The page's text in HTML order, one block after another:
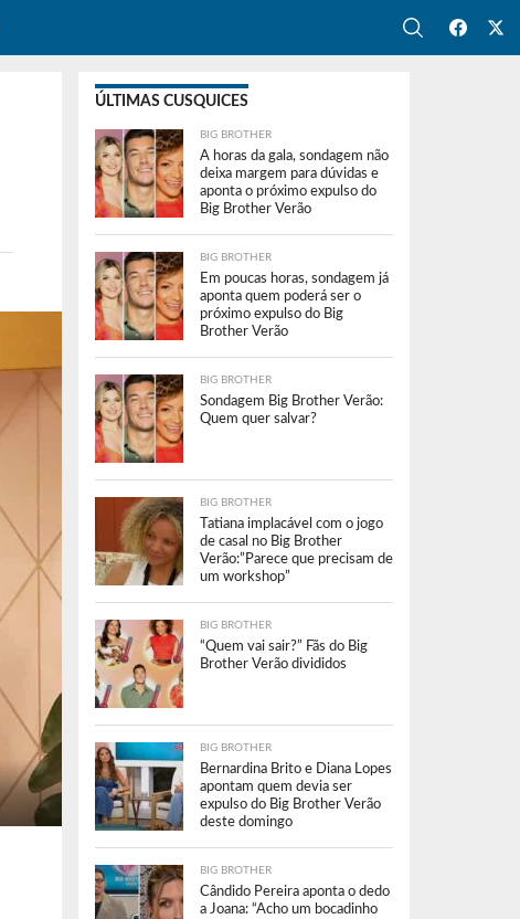
ÚLTIMAS CUSQUICES
BIG BROTHER
A horas da gala, sondagem não
deixa margem para dúvidas e
aponta o próximo expulso do
Big Brother Verão
BIG BROTHER
Em poucas horas, sondagem já
aponta quem poderá ser o
próximo expulso do Big
Brother Verão
BIG BROTHER
Sondagem Big Brother Verão:
Quem quer salvar?
BIG BROTHER
Tatiana implacável com o jogo
de casal no Big Brother
Verão:”Parece que precisam de
um workshop”
BIG BROTHER
“Quem vai sair?” Fãs do Big
Brother Verão divididos
BIG BROTHER
Bernardina Brito e Diana Lopes
apontam quem devia ser
expulso do Big Brother Verão
deste domingo
BIG BROTHER
Cândido Pereira aponta o dedo
a Joana: “Acho um bocadinho